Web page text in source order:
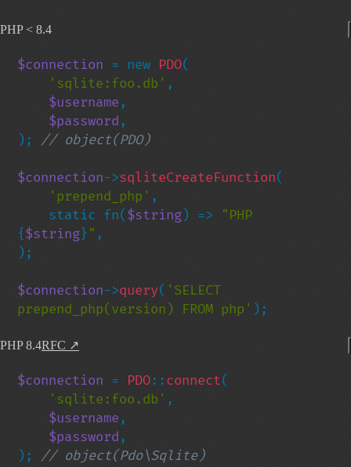
PHP < 8.4
$connection = new PDO(
'sqlite:foo.db' ,
$username ,
$password ,
); // object(PDO)
$connection->sqliteCreateFunction(
'prepend_php' ,
    static fn(
$string) =>
"PHP
{$string}" ,
);
$connection->query( 'SELECT
prepend_php(version) FROM php' );
PHP 8.4RFC ↗
$connection = PDO::connect(
'sqlite:foo.db' ,
$username ,
$password ,
); // object(Pdo\Sqlite)